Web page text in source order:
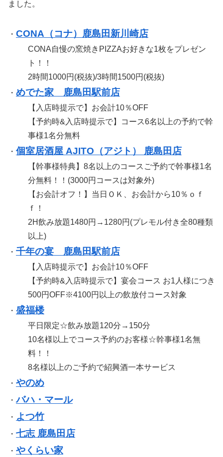
ました。
・ CONA（コナ）鹿島田新川崎店
CONA自慢の窯焼きPIZZAお好きな1枚をプレゼン
ト！！
2時間1000円(税抜)/3時間1500円(税抜)
・ めでた家 鹿島田駅前店
【入店時提示で】お会計10％OFF
【予約時&入店時提示で】コース6名以上の予約で幹
事様1名分無料
・ 個室居酒屋 AJITO（アジト） 鹿島田店
【幹事様特典】8名以上のコースご予約で幹事様1名
分無料！！(3000円コースは対象外)
【お会計オフ！】当日ＯＫ、お会計から10％ｏｆ
ｆ！
2H飲み放題1480円→1280円(プレモル付き全80種類
以上)
・ 千年の宴 鹿島田駅前店
【入店時提示で】お会計10％OFF
【予約時&入店時提示で】宴会コース お1人様につき
500円OFF※4100円以上の飲放付コース対象
・ 盛福楼
平日限定☆飲み放題120分→150分
10名様以上でコース予約のお客様☆幹事様1名無
料！！
8名様以上のご予約で紹興酒一本サービス
・ やのめ
・バハ・マール
・ よつ竹
・ 七志 鹿島田店
・ やくらい家